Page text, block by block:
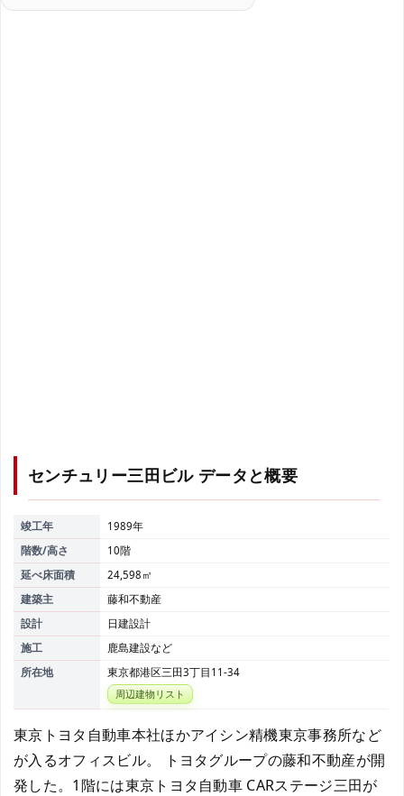
センチュリー三田ビル データと概要
竣工年
1989年
階数/高さ
10階
延べ床面積
24,598㎡
建築主
藤和不動産
設計
日建設計
施工
鹿島建設など
所在地
東京都港区三田3丁目11-34
周辺建物リスト
東京トヨタ自動車本社ほかアイシン精機東京事務所など
が入るオフィスビル。 トヨタグループの藤和不動産が開
発した。1階には東京トヨタ自動車 CARステージ三田が